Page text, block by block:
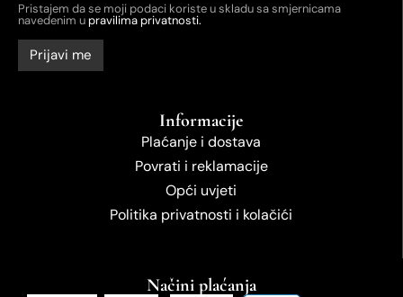
Pristajem da se moji podaci koriste u skladu sa smjernicama
navedenim upravilima privatnosti.
Informacije
Plaćanje i dostava
Povrati i reklamacije
Opći uvjeti
Politika privatnosti i kolačići
Načini plaćanja